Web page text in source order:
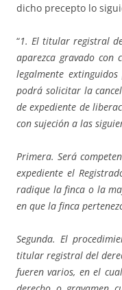
dicho precepto lo
“1. El titular registral
aparezca gravado con
legalmente
podrá solicitar la
de expediente de
con sujeción a las
Primera. Será
expediente el
radique la finca o la
en que la finca
Segunda. El
titular registral del
fueren varios, en el